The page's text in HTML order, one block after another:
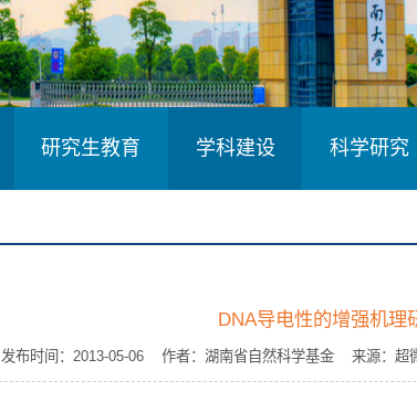
研究生教育 学科建设 科学研究
DNA导电性的增强机理
发布时间：2013-05-06 作者：湖南省自然科学基金 来源：超